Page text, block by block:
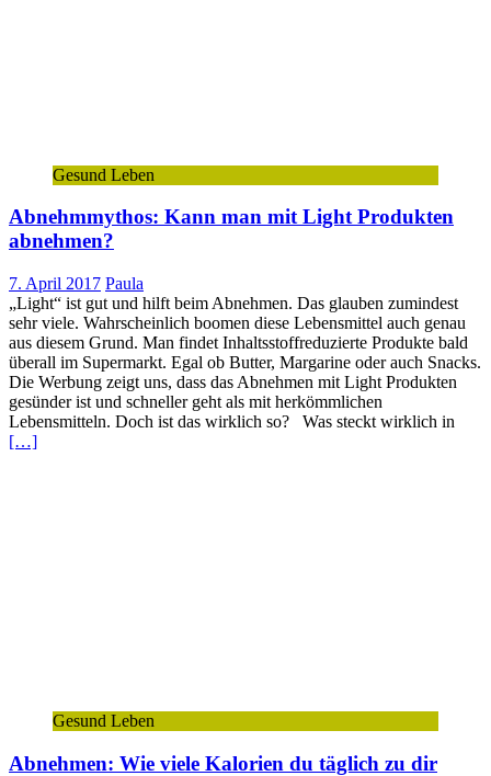
Gesund Leben
Abnehmmythos: Kann man mit Light Produkten
abnehmen?
7. April 2017 Paula
„Light“ ist gut und hilft beim Abnehmen. Das glauben zumindest
sehr viele. Wahrscheinlich boomen diese Lebensmittel auch genau
aus diesem Grund. Man findet Inhaltsstoffreduzierte Produkte bald
überall im Supermarkt. Egal ob Butter, Margarine oder auch Snacks.
Die Werbung zeigt uns, dass das Abnehmen mit Light Produkten
gesünder ist und schneller geht als mit herkömmlichen
Lebensmitteln. Doch ist das wirklich so? Was steckt wirklich in
[…]
Gesund Leben
Abnehmen: Wie viele Kalorien du täglich zu dir